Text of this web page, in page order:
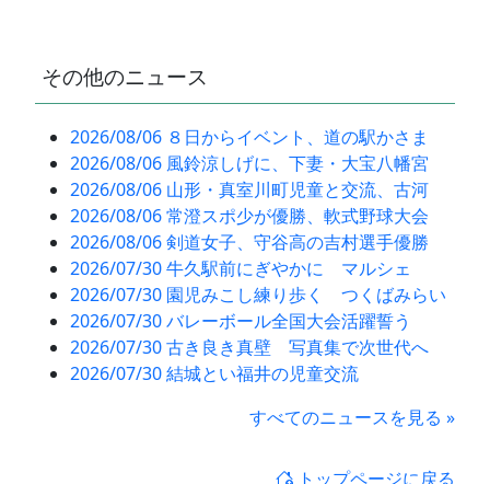
その他のニュース
2026/08/06 ８日からイベント、道の駅かさま
2026/08/06 風鈴涼しげに、下妻・大宝八幡宮
2026/08/06 山形・真室川町児童と交流、古河
2026/08/06 常澄スポ少が優勝、軟式野球大会
2026/08/06 剣道女子、守谷高の吉村選手優勝
2026/07/30 牛久駅前にぎやかに マルシェ
2026/07/30 園児みこし練り歩く つくばみらい
2026/07/30 バレーボール全国大会活躍誓う
2026/07/30 古き良き真壁 写真集で次世代へ
2026/07/30 結城とい福井の児童交流
すべてのニュースを見る »
トップページに戻る